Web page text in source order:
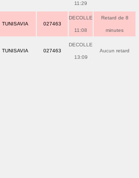
11:29
TUNISAVIA 027463
DECOLLE
11:08
Retard de 8
minutes
TUNISAVIA 027463
DECOLLE
13:09
Aucun retard